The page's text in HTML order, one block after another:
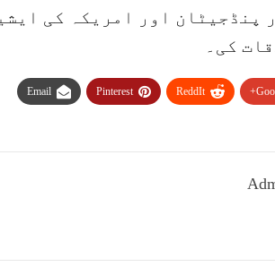
پنڈجیٹان اور امریکہ کی
کی۔
ReddIt
Pinterest
Email